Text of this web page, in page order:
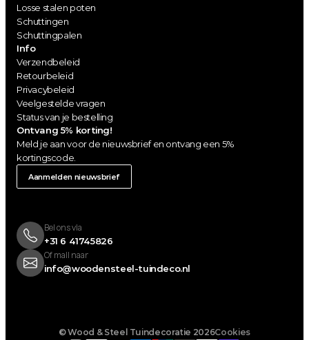
Losse stalen poten
Schuttingen
Schuttingpalen
Info
Verzendbeleid
Retourbeleid
Privacybeleid
Veelgestelde vragen
Status van je bestelling
Ontvang 5% korting!
Meld je aan voor de nieuwsbrief en ontvang een 5%
kortingscode.
Aanmelden nieuwsbrief
Bel ons via
+31 6 41745826
Of mail naar
info@woodensteel-tuindeco.nl
© Wood & Steel Tuindecoratie 2026Cookies